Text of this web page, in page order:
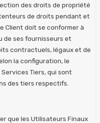
des droits de propriété
de droits pendant et
Client doit se conformer à
de ses fournisseurs et
contractuels, légaux et de
la configuration, le
Tiers, qui sont
des tiers respectifs.
que les Utilisateurs Finaux